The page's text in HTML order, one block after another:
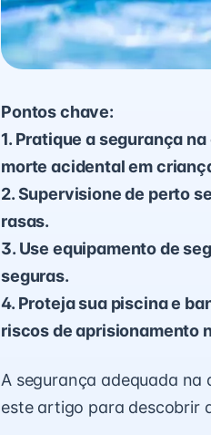
Pontos chave:
1. Pratique a segurança
morte acidental em
2. Supervisione de perto
rasas.
3. Use equipamento de
seguras.
4. Proteja sua piscina e
riscos de aprisionamento
A segurança adequada na
este artigo para descobrir